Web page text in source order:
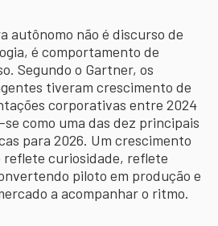
autônomo não é discurso de
é comportamento de
Segundo o Gartner, os
tiveram crescimento de
corporativas entre 2024
como uma das dez principais
para 2026. Um crescimento
reflete curiosidade, reflete
piloto em produção e
a acompanhar o ritmo.